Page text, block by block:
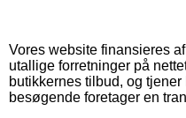
Vores website finansieres
utallige forretninger på
butikkernes tilbud, og
besøgende foretager en